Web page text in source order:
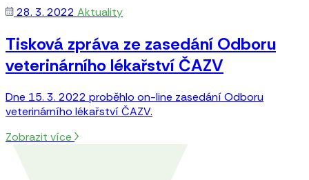
28. 3. 2022 Aktuality
Tisková zpráva ze zasedání Odboru
veterinárního lékařství ČAZV
Dne 15. 3. 2022 proběhlo on-line zasedání Odboru
veterinárního lékařství ČAZV.
Zobrazit více